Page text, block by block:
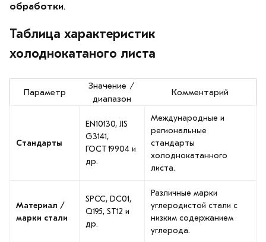
обработки.
Таблица характеристик
холоднокатаного листа
Параметр
Значение /
диапазон
Комментарий
Стандарты
EN10130, JIS
G3141,
ГОСТ 19904 и
др.
Международные и
региональные
стандарты
холоднокатанного
листа.
Материал /
марки стали
SPCC, DC01,
Q195, ST12 и
др.
Различные марки
углеродистой стали с
низким содержанием
углерода.